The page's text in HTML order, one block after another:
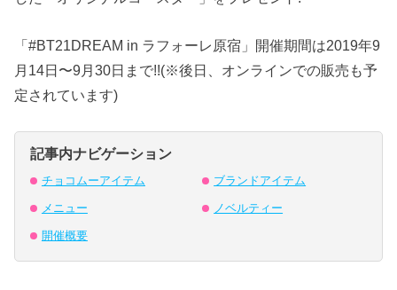
「#BT21DREAM in ラフォーレ原宿」開催期間は2019年9
月14日〜9月30日まで!!(※後日、オンラインでの販売も予
定されています)
記事内ナビゲーション
チョコムーアイテム ブランドアイテム
メニュー ノベルティー
開催概要